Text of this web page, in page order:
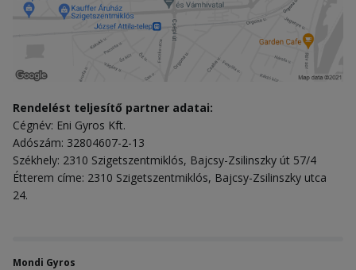
Rendelést teljesítő partner adatai:
Cégnév: Eni Gyros Kft.
Adószám: 32804607-2-13
Székhely: 2310 Szigetszentmiklós, Bajcsy-Zsilinszky út 57/4
Étterem címe: 2310 Szigetszentmiklós, Bajcsy-Zsilinszky utca
24.
Mondi Gyros